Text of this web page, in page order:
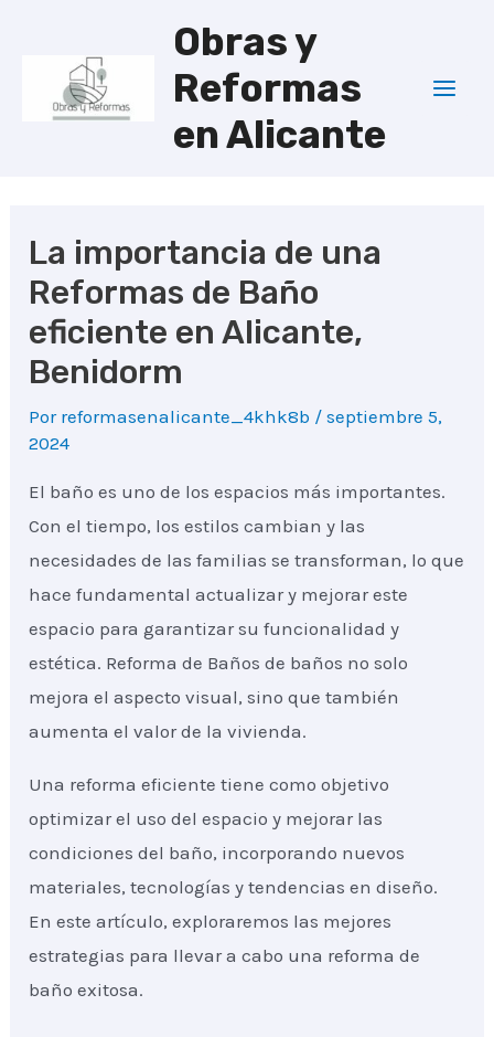
contenido
Obras y
Reformas
en Alicante
La importancia de una
Reformas de Baño
eficiente en Alicante,
Benidorm
Por reformasenalicante_4khk8b /septiembre 5,
2024
El baño es uno de los espacios más importantes.
Con el tiempo, los estilos cambian y las
necesidades de las familias se transforman, lo que
hace fundamental actualizar y mejorar este
espacio para garantizar su funcionalidad y
estética. Reforma de Baños de baños no solo
mejora el aspecto visual, sino que también
aumenta el valor de la vivienda.
Una reforma eficiente tiene como objetivo
optimizar el uso del espacio y mejorar las
condiciones del baño, incorporando nuevos
materiales, tecnologías y tendencias en diseño.
En este artículo, exploraremos las mejores
estrategias para llevar a cabo una reforma de
baño exitosa.